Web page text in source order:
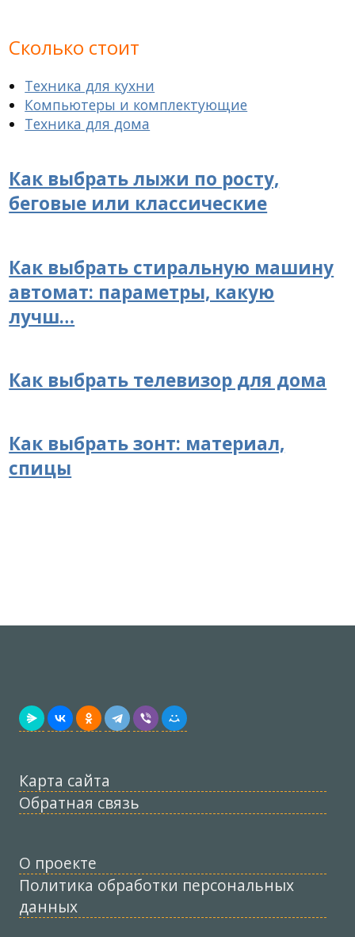
Сколько стоит
Техника для кухни
Компьютеры и комплектующие
Техника для дома
Как выбрать лыжи по росту,
беговые или классические
Как выбрать стиральную машину
автомат: параметры, какую
лучш…
Как выбрать телевизор для дома
Как выбрать зонт: материал,
спицы
Карта сайта
Обратная связь
О проекте
Политика обработки персональных
данных